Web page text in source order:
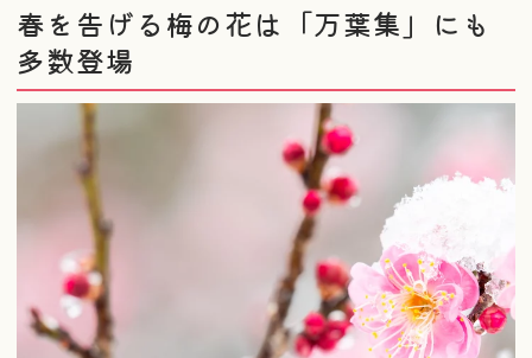
春を告げる梅の花は「万葉集」にも
多数登場